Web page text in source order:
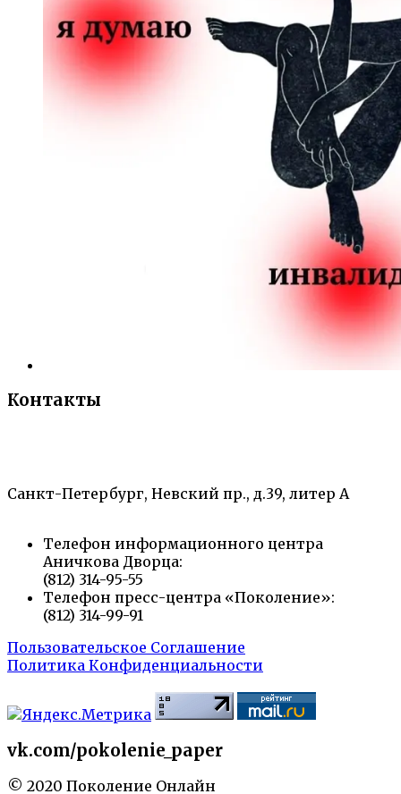
Контакты
Санкт-Петербург, Невский пр., д.39, литер А
Телефон информационного центра
Аничкова Дворца:
(812) 314-95-55
Телефон пресс-центра «Поколение»:
(812) 314-99-91
Пользовательское Соглашение
Политика Конфиденциальности
vk.com/pokolenie_paper
© 2020 Поколение Онлайн